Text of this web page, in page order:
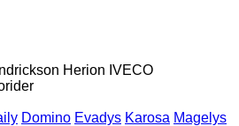
Herion IVECO
Domino Evadys Karosa Magelys